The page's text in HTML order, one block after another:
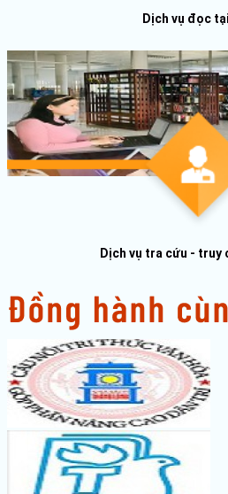
Dịch vụ đọc
Dịch vụ tra cứu - truy